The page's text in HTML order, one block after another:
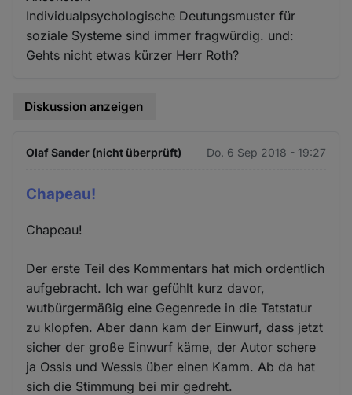
Individualpsychologische Deutungsmuster für
soziale Systeme sind immer fragwürdig. und:
Gehts nicht etwas kürzer Herr Roth?
Diskussion anzeigen
Olaf Sander (nicht überprüft) Do. 6 Sep 2018 - 19:27
Chapeau!
Chapeau!
Der erste Teil des Kommentars hat mich ordentlich
aufgebracht. Ich war gefühlt kurz davor,
wutbürgermäßig eine Gegenrede in die Tatstatur
zu klopfen. Aber dann kam der Einwurf, dass jetzt
sicher der große Einwurf käme, der Autor schere
ja Ossis und Wessis über einen Kamm. Ab da hat
sich die Stimmung bei mir gedreht.